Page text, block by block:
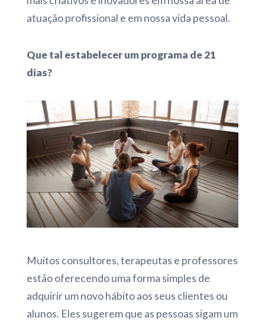
atuação profissional e em nossa vida pessoal.
Que tal estabelecer um programa de 21
dias?
Muitos consultores, terapeutas e professores
estão oferecendo uma forma simples de
adquirir um novo hábito aos seus clientes ou
alunos. Eles sugerem que as pessoas sigam um